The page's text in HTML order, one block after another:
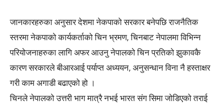
जानकारहरुका अनुसार देशमा नेकपाको सरकार बनेपछि राजनैतिक
स्तरमा नेकपाको कार्यकर्ताको चिन भ्रमण, चिनबाट नेपालमा विभिन्न
परियोजनाहरुका लागि अफर आउनु नेपालको चिन प्रतिको झुकावकै
कारण सरकारले बीआरआई पर्याप्त अध्ययन, अनुसन्धान विना नै हस्ताक्षर
गरी काम अगाडी बढाएको हो ।
चिनले नेपालको उत्तरी भाग मात्रै नभई भारत संग सिमा जोडिएको तराई